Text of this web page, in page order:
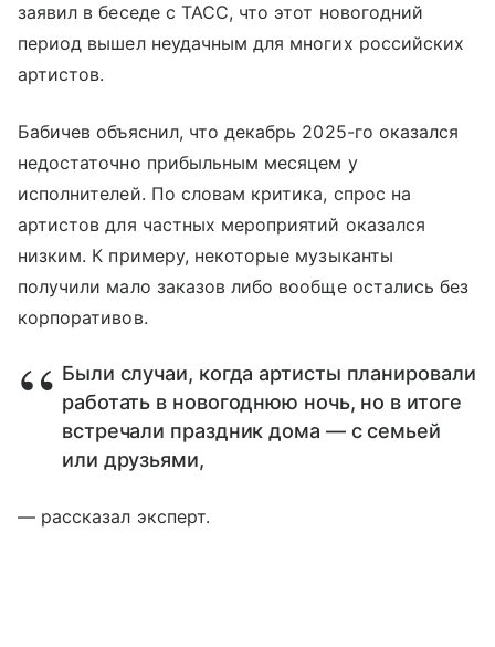
заявил в беседе с ТАСС, что этот новогодний
период вышел неудачным для многих российских
артистов.
Бабичев объяснил, что декабрь 2025-го оказался
недостаточно прибыльным месяцем у
исполнителей. По словам критика, спрос на
артистов для частных мероприятий оказался
низким. К примеру, некоторые музыканты
получили мало заказов либо вообще остались без
корпоративов.
Были случаи, когда артисты планировали
работать в новогоднюю ночь, но в итоге
встречали праздник дома — с семьей
или друзьями,
— рассказал эксперт.